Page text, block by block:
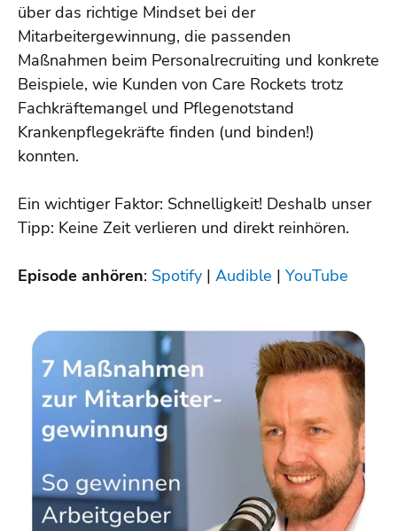
über das richtige Mindset bei der
Mitarbeitergewinnung, die passenden
Maßnahmen beim Personalrecruiting und konkrete
Beispiele, wie Kunden von Care Rockets trotz
Fachkräftemangel und Pflegenotstand
Krankenpflegekräfte finden (und binden!)
konnten.
Ein wichtiger Faktor: Schnelligkeit! Deshalb unser
Tipp: Keine Zeit verlieren und direkt reinhören.
Episode anhören: Spotify | Audible | YouTube